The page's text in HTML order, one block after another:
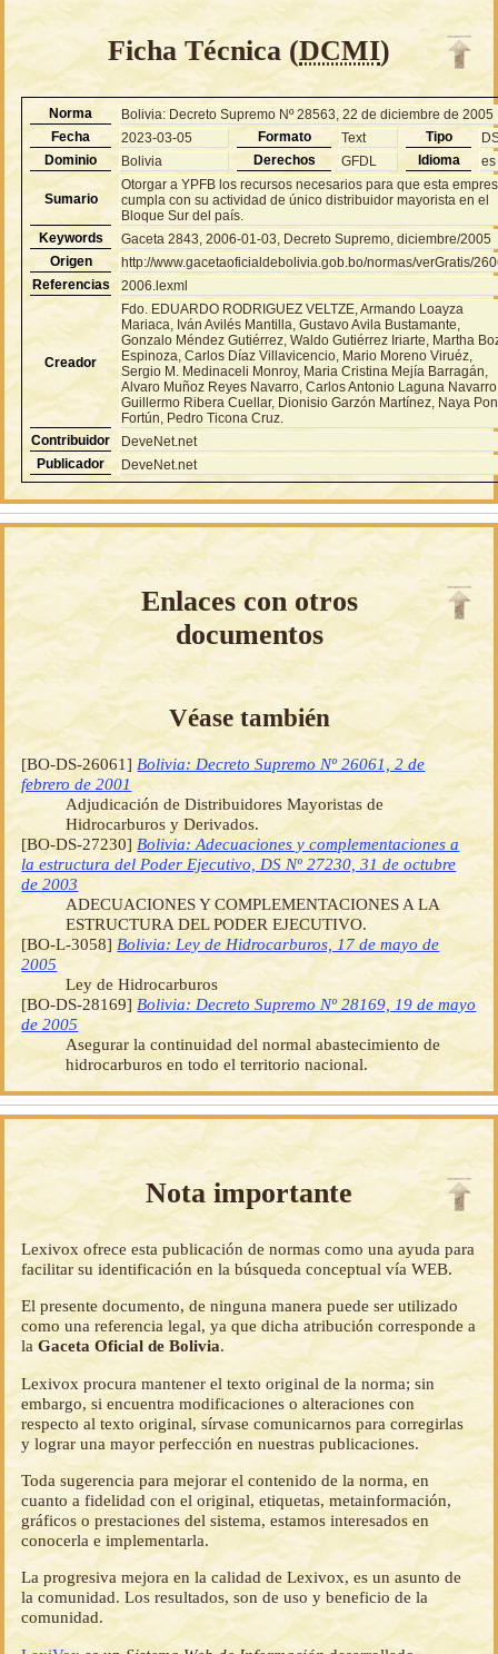
Ficha Técnica (DCMI)
Norma
Bolivia: Decreto Supremo Nº 28563, 22 de diciembre de 2005
Fecha
2023-03-05 Formato Text Tipo
Dominio
Bolivia Derechos GFDL Idioma es
Sumario
Otorgar a YPFB los recursos necesarios para que esta
cumpla con su actividad de único distribuidor mayorista en el
Bloque Sur del país.
Keywords
Gaceta 2843, 2006-01-03, Decreto Supremo, diciembre/2005
Origen
http://www.gacetaoficialdebolivia.gob.bo/normas/verGratis/
Referencias
2006.lexml
Creador
Fdo. EDUARDO RODRIGUEZ VELTZE, Armando Loayza
Mariaca, Iván Avilés Mantilla, Gustavo Avila Bustamante,
Gonzalo Méndez Gutiérrez, Waldo Gutiérrez Iriarte, Martha
Espinoza, Carlos Díaz Villavicencio, Mario Moreno Viruéz,
Sergio M. Medinaceli Monroy, Maria Cristina Mejía Barragán,
Alvaro Muñoz Reyes Navarro, Carlos Antonio Laguna
Guillermo Ribera Cuellar, Dionisio Garzón Martínez, Naya
Fortún, Pedro Ticona Cruz.
Contribuidor
DeveNet.net
Publicador
DeveNet.net
Enlaces con otros
documentos
Véase también
[BO-DS-26061] Bolivia: Decreto Supremo Nº 26061, 2 de
febrero de 2001
Adjudicación de Distribuidores Mayoristas de
Hidrocarburos y Derivados.
[BO-DS-27230] Bolivia: Adecuaciones y complementaciones a
la estructura del Poder Ejecutivo, DS Nº 27230, 31 de octubre
de 2003
ADECUACIONES Y COMPLEMENTACIONES A LA
ESTRUCTURA DEL PODER EJECUTIVO.
[BO-L-3058] Bolivia: Ley de Hidrocarburos, 17 de mayo de
2005
Ley de Hidrocarburos
[BO-DS-28169] Bolivia: Decreto Supremo Nº 28169, 19 de mayo
de 2005
Asegurar la continuidad del normal abastecimiento de
hidrocarburos en todo el territorio nacional.
Nota importante
Lexivox ofrece esta publicación de normas como una ayuda para
facilitar su identificación en la búsqueda conceptual vía WEB.
El presente documento, de ninguna manera puede ser utilizado
como una referencia legal, ya que dicha atribución corresponde a
laGaceta Oficial de Bolivia.
Lexivox procura mantener el texto original de la norma; sin
embargo, si encuentra modificaciones o alteraciones con
respecto al texto original, sírvase comunicarnos para corregirlas
y lograr una mayor perfección en nuestras publicaciones.
Toda sugerencia para mejorar el contenido de la norma, en
cuanto a fidelidad con el original, etiquetas, metainformación,
gráficos o prestaciones del sistema, estamos interesados en
conocerla e implementarla.
La progresiva mejora en la calidad de Lexivox, es un asunto de
la comunidad. Los resultados, son de uso y beneficio de la
comunidad.